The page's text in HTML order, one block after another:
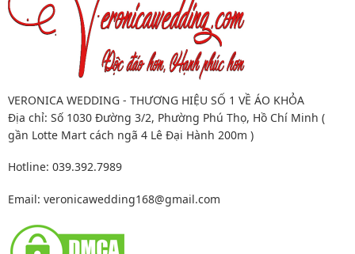
VERONICA WEDDING - THƯƠNG HIỆU SỐ 1 VỀ ÁO KHỎA
Địa chỉ: Số 1030 Đường 3/2, Phường Phú Thọ, Hồ Chí Minh (
gần Lotte Mart cách ngã 4 Lê Đại Hành 200m )
Hotline: 039.392.7989
Email: veronicawedding168@gmail.com